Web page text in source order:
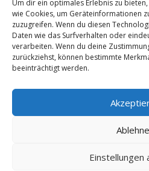
Um dir ein optimales Erlebnis zu
wie Cookies, um Geräteinformationen
zuzugreifen. Wenn du diesen
Daten wie das Surfverhalten oder
verarbeiten. Wenn du deine
zurückziehst, können bestimmte
beeinträchtigt werden.
Einstellungen
Fachanwalt für
Rechtsanwalt
Arbeitsrecht.
Anwalt Arbeitsrecht
überglückliche